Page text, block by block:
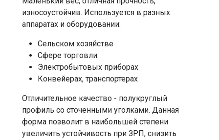
износоустойчив. Используется в разных
аппаратах и оборудовании:
Сельском хозяйстве
Сфере торговли
Электробытовых приборах
Конвейерах, транспортерах
Отличительное качество - полукруглый
профиль со сточенными уголками. Данная
форма позволит в наибольшей степени
увеличить устойчивость при ЗРП, снизить